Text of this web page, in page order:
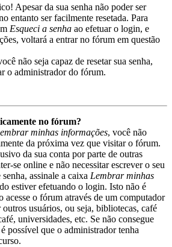
Apesar da sua senha não poder ser
entanto ser facilmente resetada. Para
Esqueci a senha ao efetuar o login, e
voltará a entrar no fórum em questão
não seja capaz de resetar sua senha,
o administrador do fórum.
no fórum?
minhas informações, você não
da próxima vez que visitar o fórum.
da sua conta por parte de outras
se online e não necessitar escrever o seu
assinale a caixa Lembrar minhas
estiver efetuando o login. Isto não é
acesse o fórum através de um computador
usuários, ou seja, bibliotecas, café
universidades, etc. Se não consegue
possível que o administrador tenha